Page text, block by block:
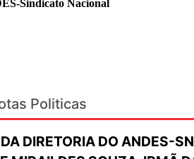
Sindicato Nacional
Politicas
DIRETORIA DO ANDES-